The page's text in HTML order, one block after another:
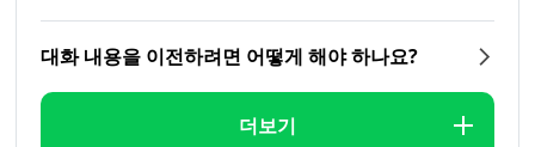
대화 내용을 이전하려면 어떻게 해야 하나요?
더보기